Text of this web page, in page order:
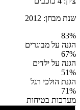
שנת מבחן: 2012
83%
הגנה על מבוגרים
67%
הגנה על ילדים
51%
הגנת הולכי רגל
71%
מערכות בטיחות